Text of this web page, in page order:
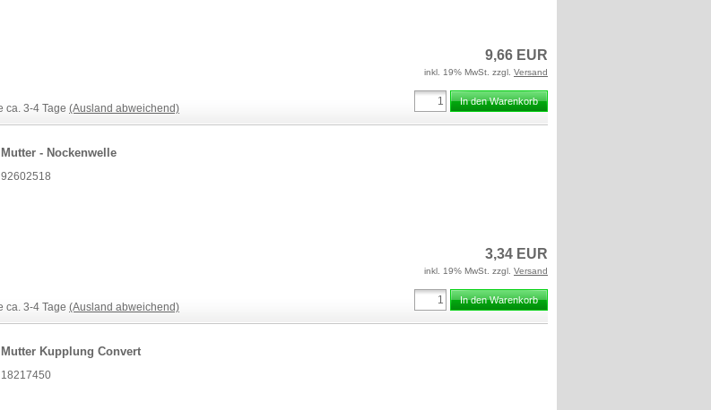
9,66 EUR
inkl. 19% MwSt. zzgl. Versand
ca. 3-4 Tage (Ausland abweichend)
In den Warenkorb
Mutter - Nockenwelle
92602518
3,34 EUR
inkl. 19% MwSt. zzgl. Versand
ca. 3-4 Tage (Ausland abweichend)
In den Warenkorb
Mutter Kupplung Convert
18217450